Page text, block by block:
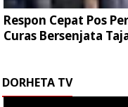
Respon Cepat Pos
Curas Bersenjata
DORHETA TV